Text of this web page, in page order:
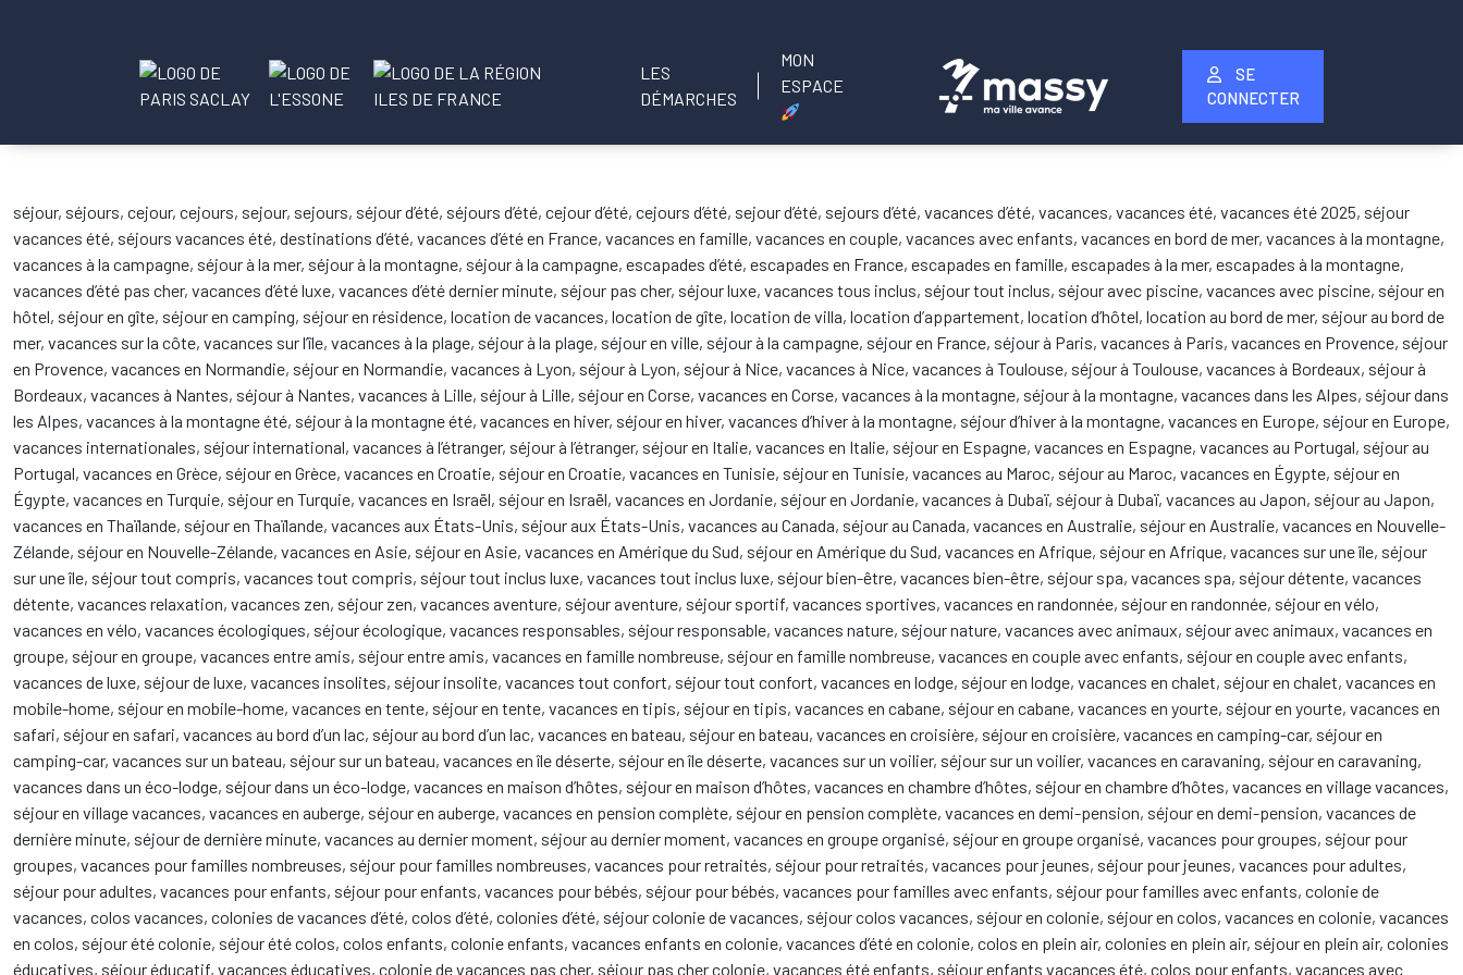
LES
DÉMARCHES
MON
ESPACE
SE
CONNECTER
séjour, séjours, cejour, cejours, sejour, sejours, séjour d’été, séjours d’été, cejour d’été, cejours d’été, sejour d’été, sejours d’été, vacances d’été, vacances, vacances été, vacances été 2025, séjour
vacances été, séjours vacances été, destinations d’été, vacances d’été en France, vacances en famille, vacances en couple, vacances avec enfants, vacances en bord de mer, vacances à la montagne,
vacances à la campagne, séjour à la mer, séjour à la montagne, séjour à la campagne, escapades d’été, escapades en France, escapades en famille, escapades à la mer, escapades à la montagne,
vacances d’été pas cher, vacances d’été luxe, vacances d’été dernier minute, séjour pas cher, séjour luxe, vacances tous inclus, séjour tout inclus, séjour avec piscine, vacances avec piscine, séjour en
hôtel, séjour en gîte, séjour en camping, séjour en résidence, location de vacances, location de gîte, location de villa, location d’appartement, location d’hôtel, location au bord de mer, séjour au bord de
mer, vacances sur la côte, vacances sur l’île, vacances à la plage, séjour à la plage, séjour en ville, séjour à la campagne, séjour en France, séjour à Paris, vacances à Paris, vacances en Provence, séjour
en Provence, vacances en Normandie, séjour en Normandie, vacances à Lyon, séjour à Lyon, séjour à Nice, vacances à Nice, vacances à Toulouse, séjour à Toulouse, vacances à Bordeaux, séjour à
Bordeaux, vacances à Nantes, séjour à Nantes, vacances à Lille, séjour à Lille, séjour en Corse, vacances en Corse, vacances à la montagne, séjour à la montagne, vacances dans les Alpes, séjour dans
les Alpes, vacances à la montagne été, séjour à la montagne été, vacances en hiver, séjour en hiver, vacances d’hiver à la montagne, séjour d’hiver à la montagne, vacances en Europe, séjour en Europe,
vacances internationales, séjour international, vacances à l’étranger, séjour à l’étranger, séjour en Italie, vacances en Italie, séjour en Espagne, vacances en Espagne, vacances au Portugal, séjour au
Portugal, vacances en Grèce, séjour en Grèce, vacances en Croatie, séjour en Croatie, vacances en Tunisie, séjour en Tunisie, vacances au Maroc, séjour au Maroc, vacances en Égypte, séjour en
Égypte, vacances en Turquie, séjour en Turquie, vacances en Israël, séjour en Israël, vacances en Jordanie, séjour en Jordanie, vacances à Dubaï, séjour à Dubaï, vacances au Japon, séjour au Japon,
vacances en Thaïlande, séjour en Thaïlande, vacances aux États-Unis, séjour aux États-Unis, vacances au Canada, séjour au Canada, vacances en Australie, séjour en Australie, vacances en Nouvelle-
Zélande, séjour en Nouvelle-Zélande, vacances en Asie, séjour en Asie, vacances en Amérique du Sud, séjour en Amérique du Sud, vacances en Afrique, séjour en Afrique, vacances sur une île, séjour
sur une île, séjour tout compris, vacances tout compris, séjour tout inclus luxe, vacances tout inclus luxe, séjour bien-être, vacances bien-être, séjour spa, vacances spa, séjour détente, vacances
détente, vacances relaxation, vacances zen, séjour zen, vacances aventure, séjour aventure, séjour sportif, vacances sportives, vacances en randonnée, séjour en randonnée, séjour en vélo,
vacances en vélo, vacances écologiques, séjour écologique, vacances responsables, séjour responsable, vacances nature, séjour nature, vacances avec animaux, séjour avec animaux, vacances en
groupe, séjour en groupe, vacances entre amis, séjour entre amis, vacances en famille nombreuse, séjour en famille nombreuse, vacances en couple avec enfants, séjour en couple avec enfants,
vacances de luxe, séjour de luxe, vacances insolites, séjour insolite, vacances tout confort, séjour tout confort, vacances en lodge, séjour en lodge, vacances en chalet, séjour en chalet, vacances en
mobile-home, séjour en mobile-home, vacances en tente, séjour en tente, vacances en tipis, séjour en tipis, vacances en cabane, séjour en cabane, vacances en yourte, séjour en yourte, vacances en
safari, séjour en safari, vacances au bord d’un lac, séjour au bord d’un lac, vacances en bateau, séjour en bateau, vacances en croisière, séjour en croisière, vacances en camping-car, séjour en
camping-car, vacances sur un bateau, séjour sur un bateau, vacances en île déserte, séjour en île déserte, vacances sur un voilier, séjour sur un voilier, vacances en caravaning, séjour en caravaning,
vacances dans un éco-lodge, séjour dans un éco-lodge, vacances en maison d’hôtes, séjour en maison d’hôtes, vacances en chambre d’hôtes, séjour en chambre d’hôtes, vacances en village vacances,
séjour en village vacances, vacances en auberge, séjour en auberge, vacances en pension complète, séjour en pension complète, vacances en demi-pension, séjour en demi-pension, vacances de
dernière minute, séjour de dernière minute, vacances au dernier moment, séjour au dernier moment, vacances en groupe organisé, séjour en groupe organisé, vacances pour groupes, séjour pour
groupes, vacances pour familles nombreuses, séjour pour familles nombreuses, vacances pour retraités, séjour pour retraités, vacances pour jeunes, séjour pour jeunes, vacances pour adultes,
séjour pour adultes, vacances pour enfants, séjour pour enfants, vacances pour bébés, séjour pour bébés, vacances pour familles avec enfants, séjour pour familles avec enfants, colonie de
vacances, colos vacances, colonies de vacances d’été, colos d’été, colonies d’été, séjour colonie de vacances, séjour colos vacances, séjour en colonie, séjour en colos, vacances en colonie, vacances
en colos, séjour été colonie, séjour été colos, colos enfants, colonie enfants, vacances enfants en colonie, vacances d’été en colonie, colos en plein air, colonies en plein air, séjour en plein air, colonies
éducatives, séjour éducatif, vacances éducatives, colonie de vacances pas cher, séjour pas cher colonie, vacances été enfants, séjour enfants vacances été, colos pour enfants, vacances avec